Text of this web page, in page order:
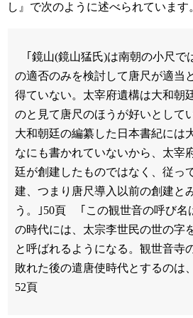
し』で次のように述べられています
｢鏡山(鏡山猛氏)は南朝の小尺で
の適否のみを検討して唐尺が適当
得ていない。太宰府遺構は大和朝
のと見て唐尺のほうが好いとして
大和朝廷の編纂した日本書紀には
なにも書かれていないから、太宰
廷が創建したものではなく、従っ
建、つまり唐尺導入以前の創建と
う。｣50頁 ｢この観世音の呼び名
の時代には、太宗李世民の世の字
と呼ばれるようになる。観世音寺
敗れた後の遣唐使時代とするのは
52頁